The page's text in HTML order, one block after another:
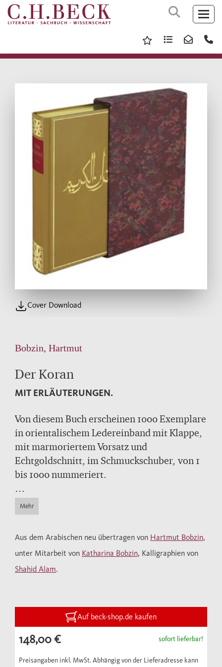
Cover Download
Bobzin, Hartmut
Der Koran
MIT ERLÄUTERUNGEN.
Von diesem Buch erscheinen 1000 Exemplare
in orientalischem Ledereinband mit Klappe,
mit marmoriertem Vorsatz und
Echtgoldschnitt, im Schmuckschuber, von 1
bis 1000 nummeriert.
• Seit Jahrzehnten die erste philologisch und
sprachlich überzeugende Koran-
• Sichere, von Muslimen und westlichen
Forschern anerkannte Textgrundlage
(„Kairiner Koran“)
• Die bisher führende Übersetzung von Rudi
Paret aus den 1960er Jahren richtet sich
an ein Fachpublikum und ist philologisch
nicht mehr auf dem neuesten Stand
Mehr
Aus dem Arabischen neu übertragen von Hartmut Bobzin,
unter Mitarbeit von Katharina Bobzin, Kalligraphien von
Shahid Alam.
Auf beck-shop.de kaufen
148,00 € sofort lieferbar!
Preisangaben inkl. MwSt. Abhängig von der Lieferadresse kann